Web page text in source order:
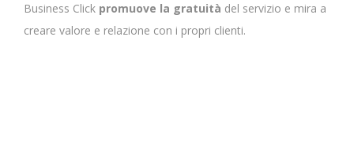
Business Click promuove la gratuità del servizio e mira a
creare valore e relazione con i propri clienti.